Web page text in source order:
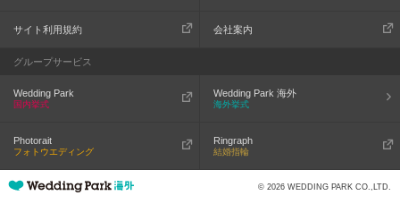
サイト利用規約 会社案内
グループサービス
Wedding Park
国内挙式
Wedding Park 海外
海外挙式
Photorait
フォトウエディング
Ringraph
結婚指輪
© 2026 WEDDING PARK CO.,LTD.